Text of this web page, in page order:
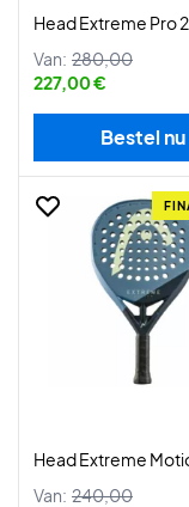
Head Extreme Pro
Van: 280,00
227,00 €
Bestel nu
Head Extreme
Van: 240,00